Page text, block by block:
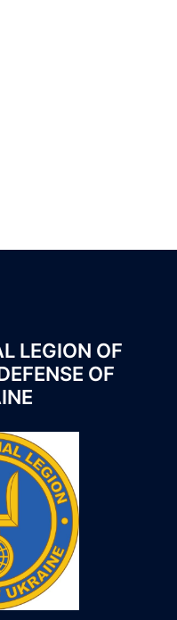
LEGION OF
OF